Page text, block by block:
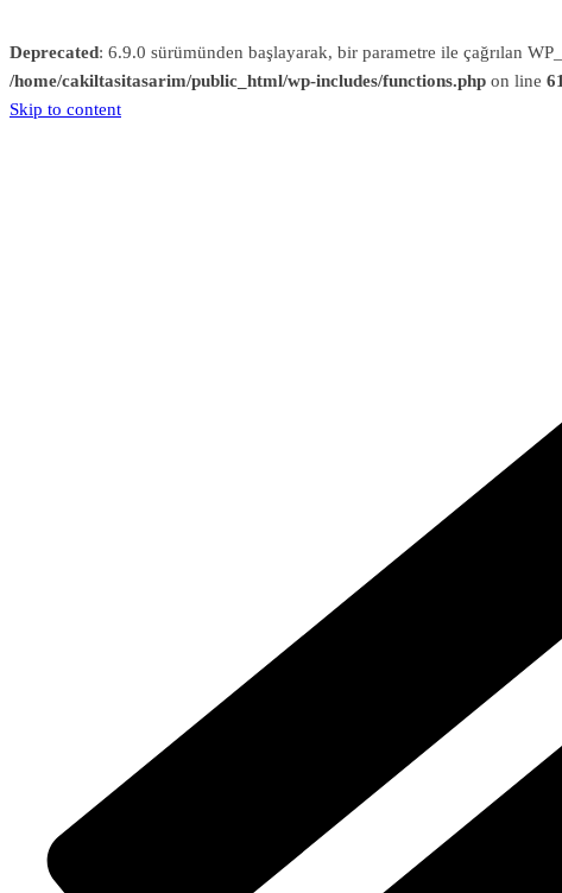
Deprecated: 6.9.0 sürümünden başlayarak, bir parametre ile çağrılan
/home/cakiltasitasarim/public_html/wp-includes/functions.php on line
Skip to content